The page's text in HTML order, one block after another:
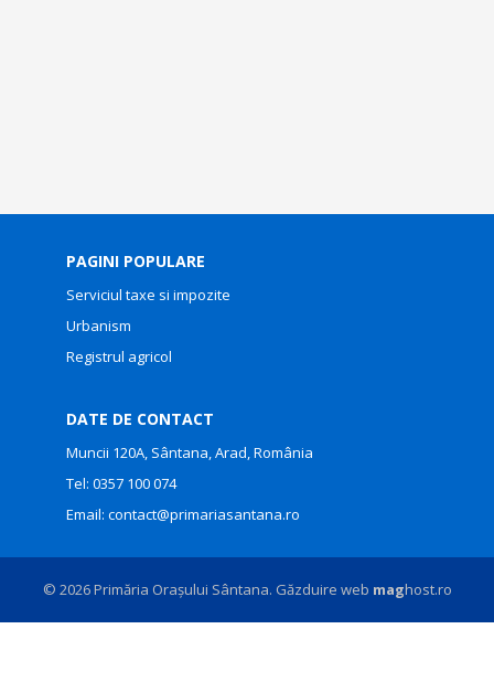
PAGINI POPULARE
Serviciul taxe si impozite
Urbanism
Registrul agricol
DATE DE CONTACT
Muncii 120A, Sântana, Arad, România
Tel: 0357 100 074
Email: contact@primariasantana.ro
© 2026 Primăria Orașului Sântana. Găzduire web maghost.ro